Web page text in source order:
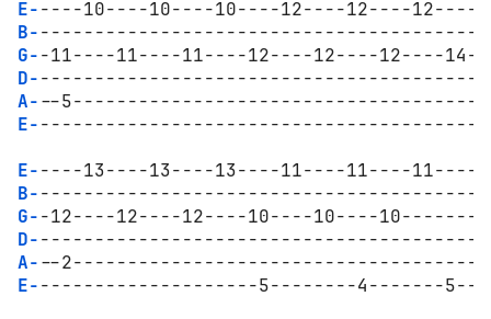
E-
B-
G-
D-
A-
E-
E-
B-
G-
D-
A-
E---------------------5--------4-------